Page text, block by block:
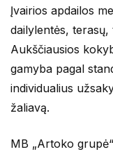
Įvairios apdailos
dailylentės,
Aukščiausios
gamyba pagal
individualius
žaliavą.
MB „Artoko